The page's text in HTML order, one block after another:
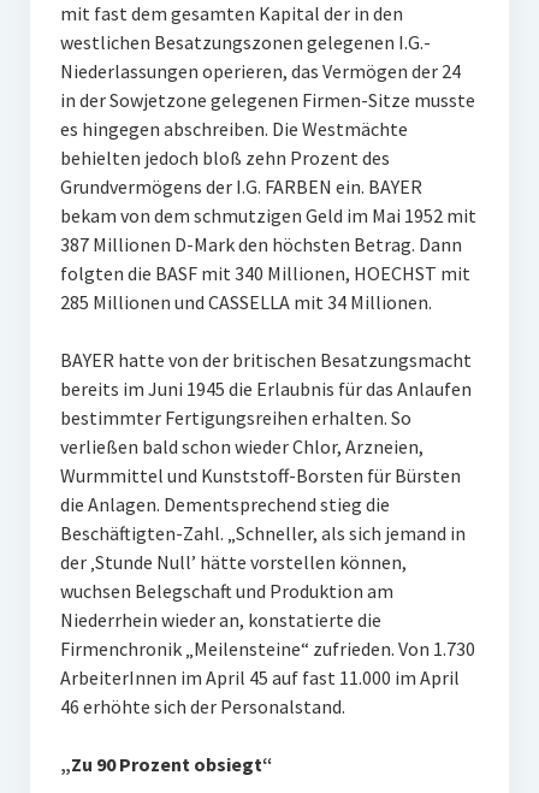
mit fast dem gesamten Kapital der in den
westlichen Besatzungszonen gelegenen I.G.-
Niederlassungen operieren, das Vermögen der 24
in der Sowjetzone gelegenen Firmen-Sitze musste
es hingegen abschreiben. Die Westmächte
behielten jedoch bloß zehn Prozent des
Grundvermögens der I.G. FARBEN ein. BAYER
bekam von dem schmutzigen Geld im Mai 1952 mit
387 Millionen D-Mark den höchsten Betrag. Dann
folgten die BASF mit 340 Millionen, HOECHST mit
285 Millionen und CASSELLA mit 34 Millionen.
BAYER hatte von der britischen Besatzungsmacht
bereits im Juni 1945 die Erlaubnis für das Anlaufen
bestimmter Fertigungsreihen erhalten. So
verließen bald schon wieder Chlor, Arzneien,
Wurmmittel und Kunststoff-Borsten für Bürsten
die Anlagen. Dementsprechend stieg die
Beschäftigten-Zahl. „Schneller, als sich jemand in
der ‚Stunde Null’ hätte vorstellen können,
wuchsen Belegschaft und Produktion am
Niederrhein wieder an, konstatierte die
Firmenchronik „Meilensteine“ zufrieden. Von 1.730
ArbeiterInnen im April 45 auf fast 11.000 im April
46 erhöhte sich der Personalstand.
„Zu 90 Prozent obsiegt“